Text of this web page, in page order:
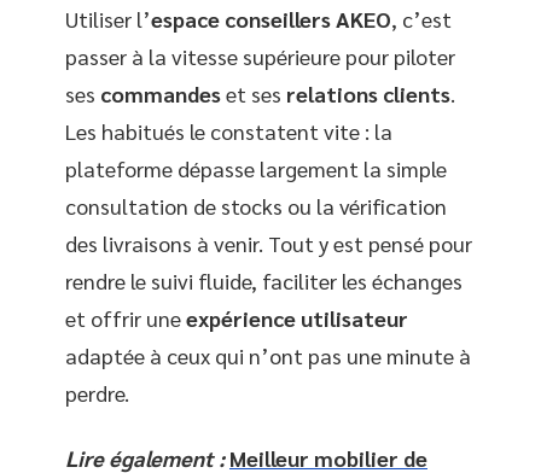
Utiliser l’espace conseillers AKEO, c’est
passer à la vitesse supérieure pour piloter
ses commandeset ses relations clients.
Les habitués le constatent vite : la
plateforme dépasse largement la simple
consultation de stocks ou la vérification
des livraisons à venir. Tout y est pensé pour
rendre le suivi fluide, faciliter les échanges
et offrir uneexpérience utilisateur
adaptée à ceux qui n’ont pas une minute à
perdre.
Lire également : Meilleur mobilier de